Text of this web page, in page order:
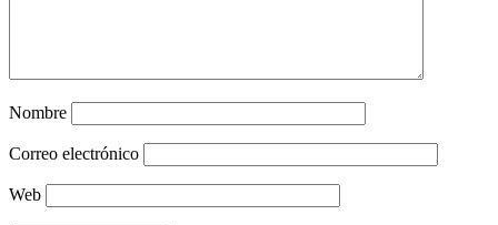
Nombre
Correo electrónico
Web